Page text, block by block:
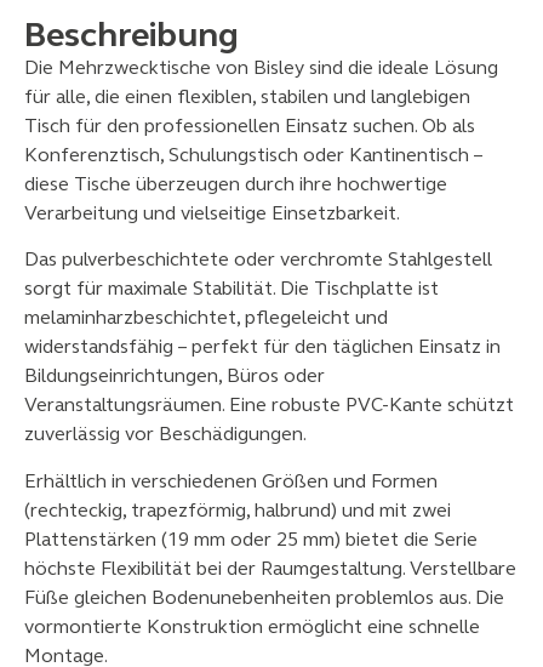
Beschreibung
Die Mehrzwecktische von Bisley sind die ideale Lösung
für alle, die einen flexiblen, stabilen und langlebigen
Tisch für den professionellen Einsatz suchen. Ob als
Konferenztisch, Schulungstisch oder Kantinentisch –
diese Tische überzeugen durch ihre hochwertige
Verarbeitung und vielseitige Einsetzbarkeit.
Das pulverbeschichtete oder verchromte Stahlgestell
sorgt für maximale Stabilität. Die Tischplatte ist
melaminharzbeschichtet, pflegeleicht und
widerstandsfähig – perfekt für den täglichen Einsatz in
Bildungseinrichtungen, Büros oder
Veranstaltungsräumen. Eine robuste PVC-Kante schützt
zuverlässig vor Beschädigungen.
Erhältlich in verschiedenen Größen und Formen
(rechteckig, trapezförmig, halbrund) und mit zwei
Plattenstärken (19 mm oder 25 mm) bietet die Serie
höchste Flexibilität bei der Raumgestaltung. Verstellbare
Füße gleichen Bodenunebenheiten problemlos aus. Die
vormontierte Konstruktion ermöglicht eine schnelle
Montage.